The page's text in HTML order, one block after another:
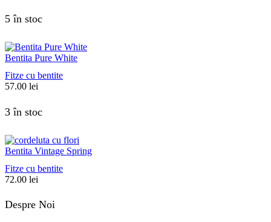
5 în stoc
Bentita Pure White
Fitze cu bentite
57.00 lei
3 în stoc
Bentita Vintage Spring
Fitze cu bentite
72.00 lei
Despre Noi